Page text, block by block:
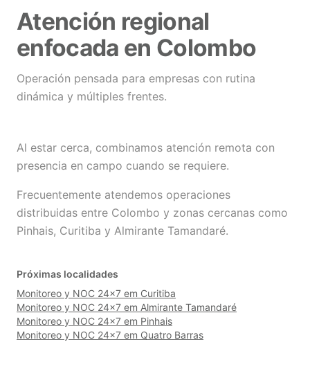
Atención regional
enfocada en Colombo
Operación pensada para empresas con rutina
dinámica y múltiples frentes.
Al estar cerca, combinamos atención remota con
presencia en campo cuando se requiere.
Frecuentemente atendemos operaciones
distribuidas entre Colombo y zonas cercanas como
Pinhais, Curitiba y Almirante Tamandaré.
Próximas localidades
Monitoreo y NOC 24×7 em Curitiba
Monitoreo y NOC 24×7 em Almirante Tamandaré
Monitoreo y NOC 24×7 em Pinhais
Monitoreo y NOC 24×7 em Quatro Barras